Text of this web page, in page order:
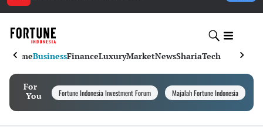
HomeBusinessFinanceLuxuryMarketNewsShariaTech
For
You
Fortune Indonesia Investment Forum Majalah Fortune Indonesia